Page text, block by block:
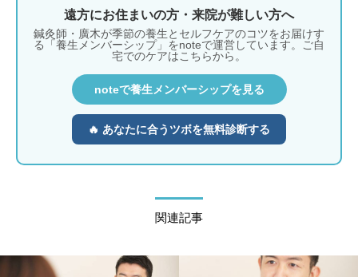
遠方にお住まいの方・来院が難しい方へ
鍼灸師・廣木が季節の養生とセルフケアのコツをお届けす
る「養生メンバーシップ」をnoteで運営しています。ご自
宅でのケアはこちらから。
noteで養生メンバーシップを見る
🔥 あなたに合うツボを無料診断する
関連記事